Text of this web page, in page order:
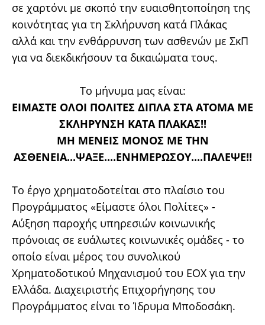
σε χαρτόνι με σκοπό την ευαισθητοποίηση της
κοινότητας για τη Σκλήρυνση κατά Πλάκας
αλλά και την ενθάρρυνση των ασθενών με ΣκΠ
για να διεκδικήσουν τα δικαιώματα τους.
Το μήνυμα μας είναι:
ΕΙΜΑΣΤΕ ΟΛΟΙ ΠΟΛΙΤΕΣ ΔΙΠΛΑ ΣΤΑ ΑΤΟΜΑ ΜΕ
ΣΚΛΗΡΥΝΣΗ ΚΑΤΑ ΠΛΑΚΑΣ!!
ΜΗ ΜΕΝΕΙΣ ΜΟΝΟΣ ΜΕ ΤΗΝ
ΑΣΘΕΝΕΙΑ...ΨΑΞΕ....ΕΝΗΜΕΡΩΣΟΥ....ΠΑΛΕΨΕ!!
Το έργο χρηματοδοτείται στο πλαίσιο του
Προγράμματος «Είμαστε όλοι Πολίτες» -
Αύξηση παροχής υπηρεσιών κοινωνικής
πρόνοιας σε ευάλωτες κοινωνικές ομάδες - το
οποίο είναι μέρος του συνολικού
Χρηματοδοτικού Μηχανισμού του ΕΟΧ για την
Ελλάδα. Διαχειριστής Επιχορήγησης του
Προγράμματος είναι το Ίδρυμα Μποδοσάκη.